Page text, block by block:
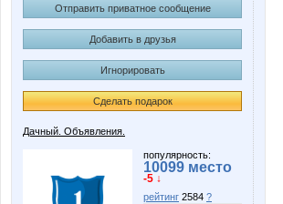
Отправить приватное сообщение
Добавить в друзья
Игнорировать
Сделать подарок
Дачный. Объявления.
популярность:
10099 место
-5 ↓
рейтинг 2584 ?